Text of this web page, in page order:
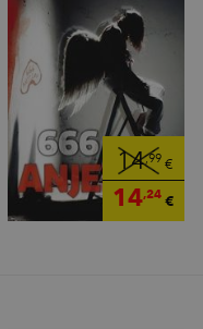
14,99 €
14,24€